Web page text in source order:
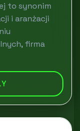
to synonim
i aranżacji
firma